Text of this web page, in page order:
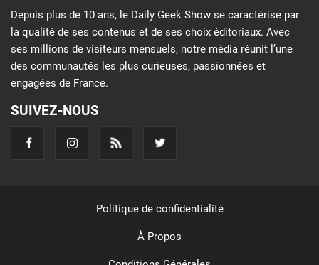
Depuis plus de 10 ans, le Daily Geek Show se caractérise par
la qualité de ses contenus et de ses choix éditoriaux. Avec
ses millions de visiteurs mensuels, notre média réunit l’une
des communautés les plus curieuses, passionnées et
engagées de France.
SUIVEZ-NOUS
Politique de confidentialité
À Propos